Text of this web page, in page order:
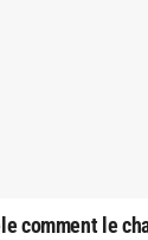
comment le